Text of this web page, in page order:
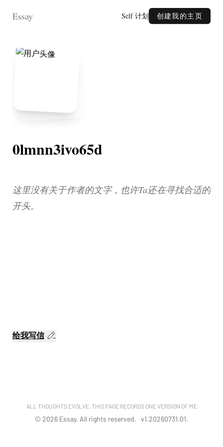
Essay Self 计划 创建我的主页
0lmnn3ivo65d
这里没有关于作者的文字，也许Ta还在寻找合适的
开头。
给我写信
ALL THOUGHTS EVOLVE. THIS PAGE RECORDS ONE VERSION OF ME
© 2026 Essay. All rights reserved. v1.20260731.01.